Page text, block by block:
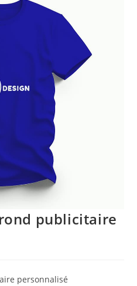
publicitaire
personnalisé